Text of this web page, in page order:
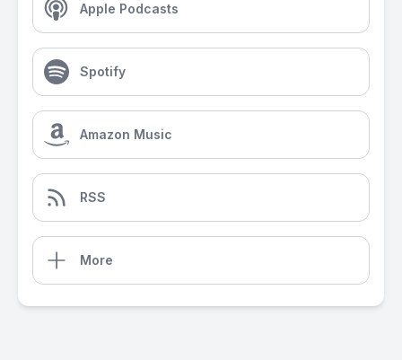
Apple Podcasts
Spotify
Amazon Music
RSS
More